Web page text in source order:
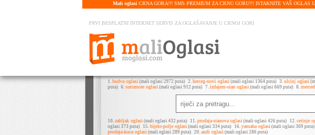
Mali oglasi CRNA GORA!!! SMS PREMIUM ZA CRNU GORU!!! ISTAKNITE VAŠ OGLAS
PRVI BESPLATNI INTERNET SERVIS ZA OGLAŠAVANJE U CRNOJ GORI
1. budva oglasi (mali oglasi 2972 puta) 2. herceg-novi oglasi (mali oglasi 1364 puta) 3. ulcinj oglasi
puta) 6. sutomore oglasi (mali oglasi 912 puta) 7. izdajem-stan oglasi (mali oglasi 669 puta) 8.
10. zabljak oglasi (mali oglasi 432 puta) 11. prodaja-stanova oglasi (mali oglasi 426 puta) 12. cetinje
oglasi 373 puta) 15. bijelo-polje oglasi (mali oglasi 334 puta) 16. yamaha oglasi (mali oglasi 309 puta)
prodaja-kuca oglasi (mali oglasi 289 puta) 20. audi oglasi (mali oglasi 286 puta)